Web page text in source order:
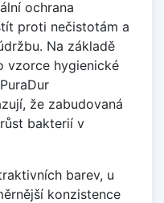
ochrana
proti nečistotám a
Na základě
vzorce hygienické
že zabudovaná
bakterií v
barev, u
konzistence